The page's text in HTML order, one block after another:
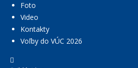
Foto
Video
Kontakty
Voľby do VÚC 2026